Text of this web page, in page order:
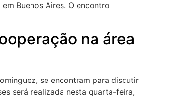
Buenos Aires. O encontro
na área
se encontram para discutir
será realizada nesta quarta-feira,